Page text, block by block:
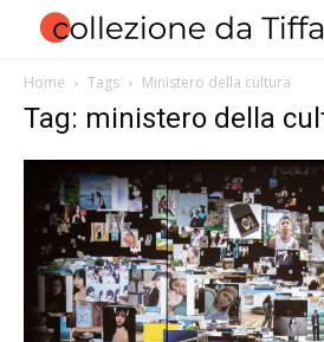
Home Tags Ministero della cultura
Tag: ministero della